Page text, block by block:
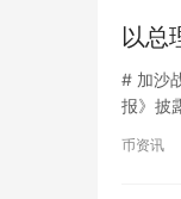
以总
# 加沙
报》披
币资讯